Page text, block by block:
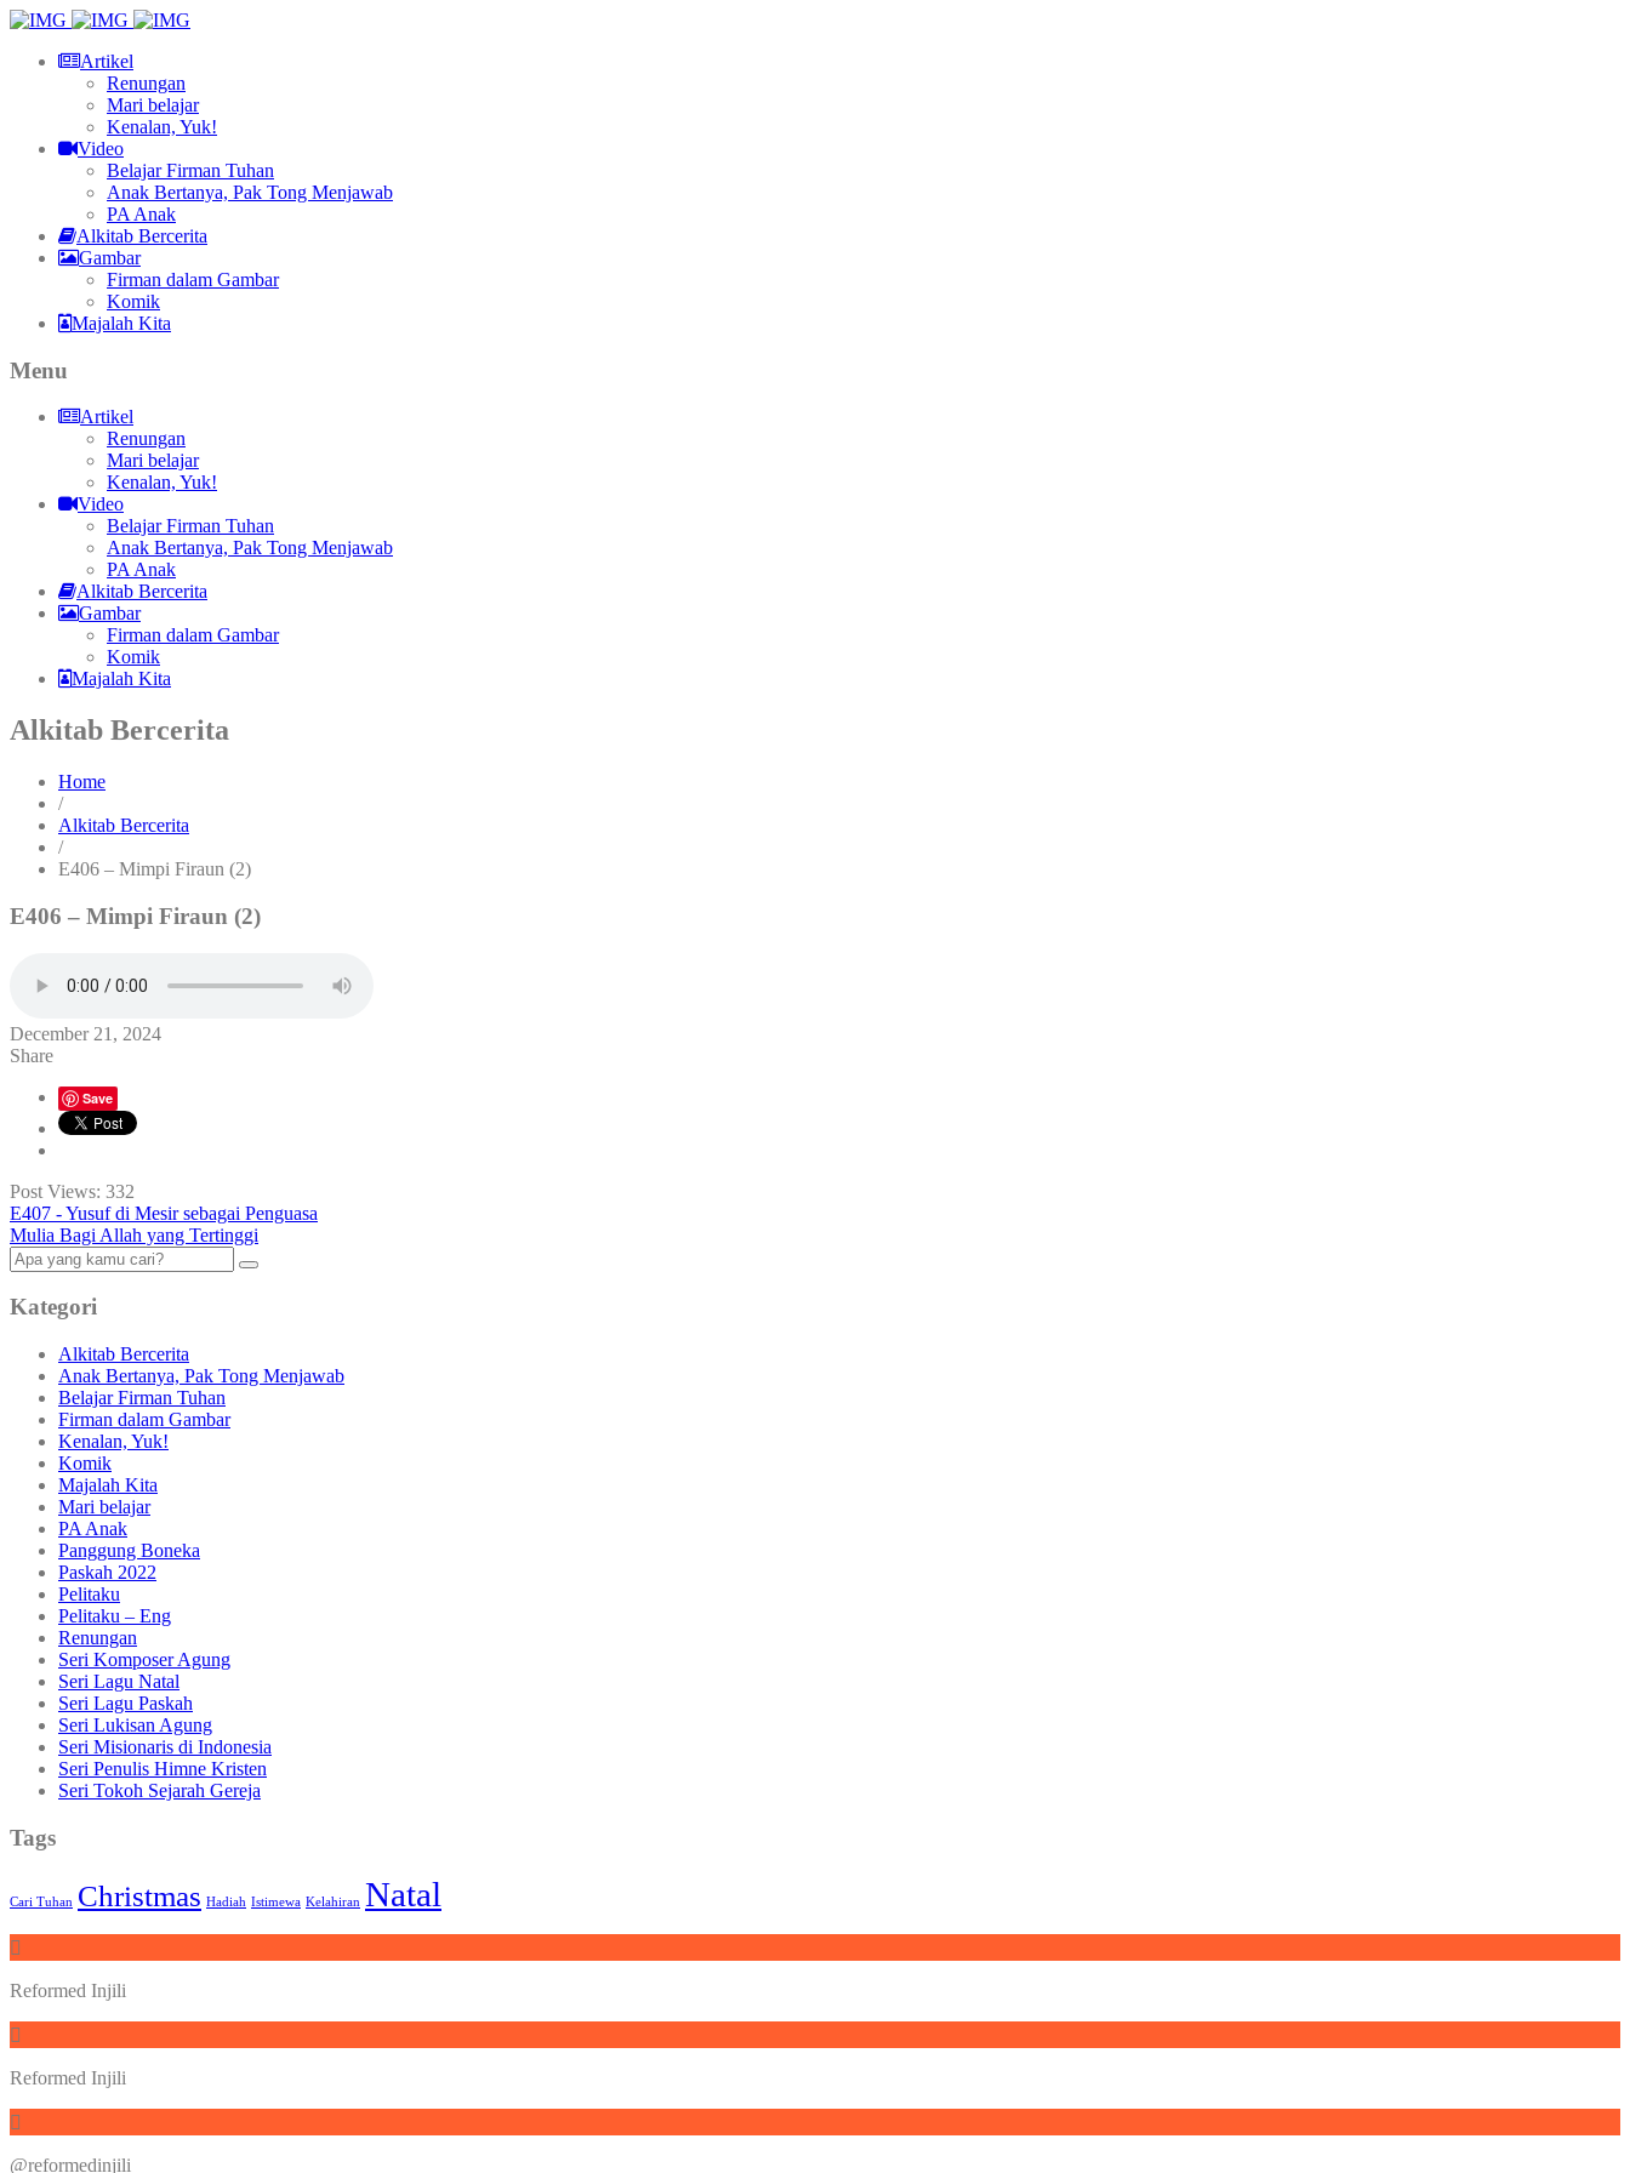
Artikel
Renungan
Mari belajar
Kenalan, Yuk!
Video
Belajar Firman Tuhan
Anak Bertanya, Pak Tong Menjawab
PA Anak
Alkitab Bercerita
Gambar
Firman dalam Gambar
Komik
Majalah Kita
Menu
Artikel
Renungan
Mari belajar
Kenalan, Yuk!
Video
Belajar Firman Tuhan
Anak Bertanya, Pak Tong Menjawab
PA Anak
Alkitab Bercerita
Gambar
Firman dalam Gambar
Komik
Majalah Kita
Alkitab Bercerita
Home
/
Alkitab Bercerita
/
E406 – Mimpi Firaun (2)
E406 – Mimpi Firaun (2)
December 21, 2024
Share
Save
Post Views: 332
E407 - Yusuf di Mesir sebagai Penguasa
Mulia Bagi Allah yang Tertinggi
Kategori
Alkitab Bercerita
Anak Bertanya, Pak Tong Menjawab
Belajar Firman Tuhan
Firman dalam Gambar
Kenalan, Yuk!
Komik
Majalah Kita
Mari belajar
PA Anak
Panggung Boneka
Paskah 2022
Pelitaku
Pelitaku – Eng
Renungan
Seri Komposer Agung
Seri Lagu Natal
Seri Lagu Paskah
Seri Lukisan Agung
Seri Misionaris di Indonesia
Seri Penulis Himne Kristen
Seri Tokoh Sejarah Gereja
Tags
Cari Tuhan Christmas Hadiah Istimewa Kelahiran Natal
Reformed Injili
Reformed Injili
@reformedinjili